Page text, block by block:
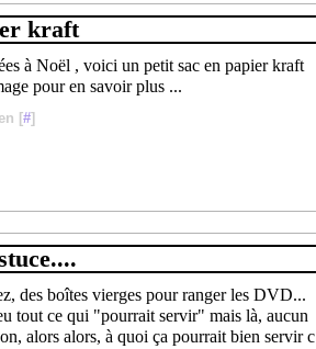
kraft
à Noël , voici un petit sac en papier kraft
pour en savoir plus ...
[#]
des boîtes vierges pour ranger les DVD...
tout ce qui "pourrait servir" mais là, aucun
alors alors, à quoi ça pourrait bien servir c